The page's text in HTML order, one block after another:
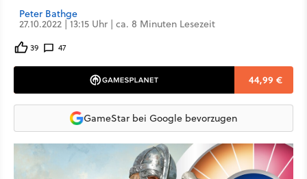
Peter Bathge
27.10.2022 | 13:15 Uhr | ca. 8 Minuten Lesezeit
39 47
44,99 €
GameStar bei Google bevorzugen